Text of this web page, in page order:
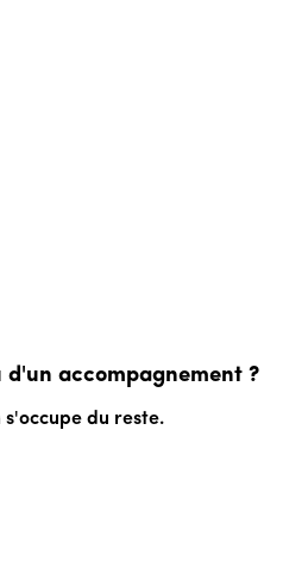
d'un accompagnement ?
s'occupe du reste.